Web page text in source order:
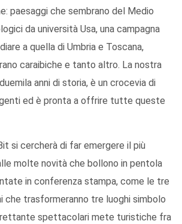
paesaggi che sembrano del Medio
da università Usa, una campagna
a quella di Umbria e Toscana,
caraibiche e tanto altro. La nostra
anni di storia, è un crocevia di
ed è pronta a offrire tutte queste
si cercherà di far emergere il più
molte novità che bollono in pentola
in conferenza stampa, come le tre
che trasformeranno tre luoghi simbolo
spettacolari mete turistiche fra